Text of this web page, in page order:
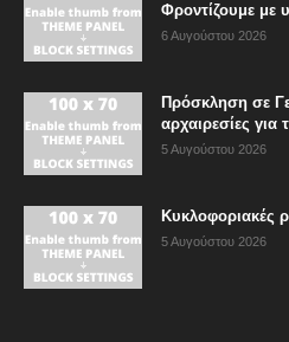
Φροντίζουμε με
6 Αυγούστου 2026
Πρόσκληση σε
αρχαιρεσίες για
5 Αυγούστου 2026
Κυκλοφοριακές
5 Αυγούστου 2026